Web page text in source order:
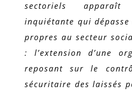
sectoriels
inquiétante qui
propres au secteur
: l’extension d’une
reposant sur le
sécuritaire des laissés